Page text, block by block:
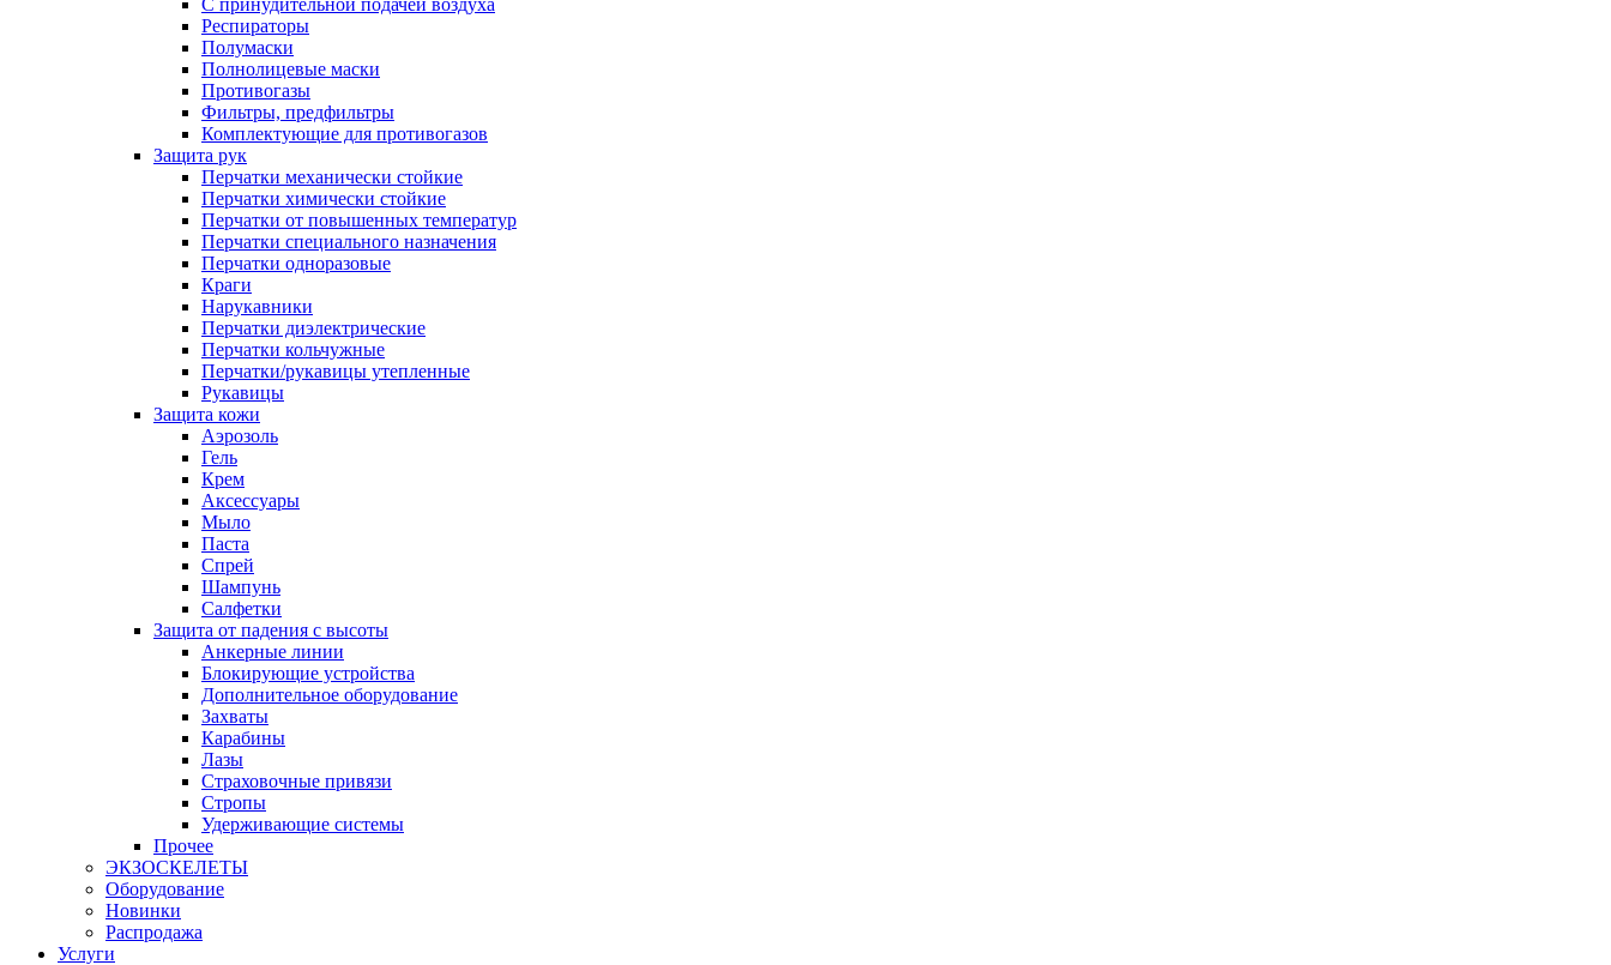
С принудительной подачей воздуха
Респираторы
Полумаски
Полнолицевые маски
Противогазы
Фильтры, предфильтры
Комплектующие для противогазов
Защита рук
Перчатки механически стойкие
Перчатки химически стойкие
Перчатки от повышенных температур
Перчатки специального назначения
Перчатки одноразовые
Краги
Нарукавники
Перчатки диэлектрические
Перчатки кольчужные
Перчатки/рукавицы утепленные
Рукавицы
Защита кожи
Аэрозоль
Гель
Крем
Аксессуары
Мыло
Паста
Спрей
Шампунь
Салфетки
Защита от падения с высоты
Анкерные линии
Блокирующие устройства
Дополнительное оборудование
Захваты
Карабины
Лазы
Страховочные привязи
Стропы
Удерживающие системы
Прочее
ЭКЗОСКЕЛЕТЫ
Оборудование
Новинки
Распродажа
Услуги